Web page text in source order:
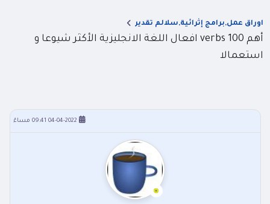
اوراق عمل,برامج إثرائية,سلالم تقدير
أهم 100 verbs افعال اللغة الانجليزية الأكثر شيوعا و
استعمالا
04-04-2022 09:41 مساءً